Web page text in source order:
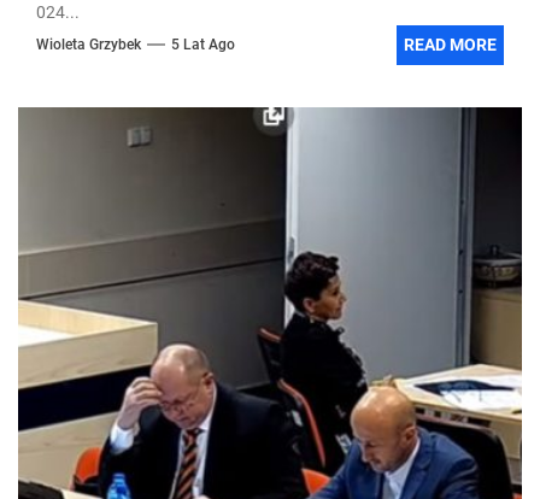
024...
Wioleta Grzybek 5 Lat Ago READ MORE